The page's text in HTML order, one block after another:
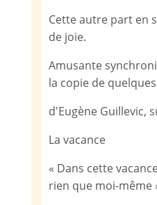
Cette autre part en
de joie.
Amusante
la copie de
d'Eugène Guillevic,
La vacance
« Dans cette
rien que moi-même